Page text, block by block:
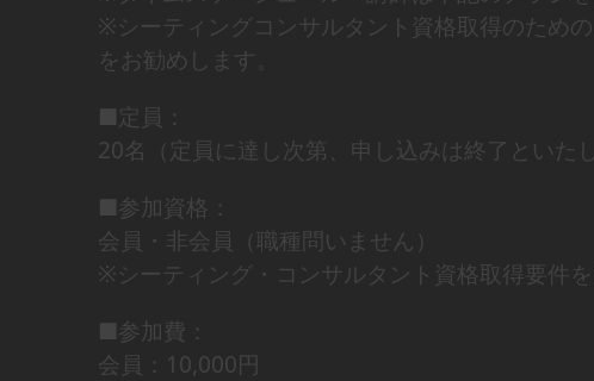
※シーティングコンサルタント資格取得のため
をお勧めします。
■定員：
20名（定員に達し次第、申し込みは終了といたし
■参加資格：
会員・非会員（職種問いません）
※シーティング・コンサルタント資格取得要件
■参加費：
会員：10,000円